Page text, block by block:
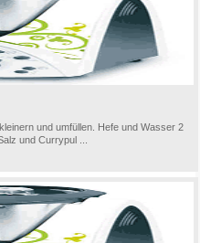
und umfüllen. Hefe und Wasser 2
und Currypul ...